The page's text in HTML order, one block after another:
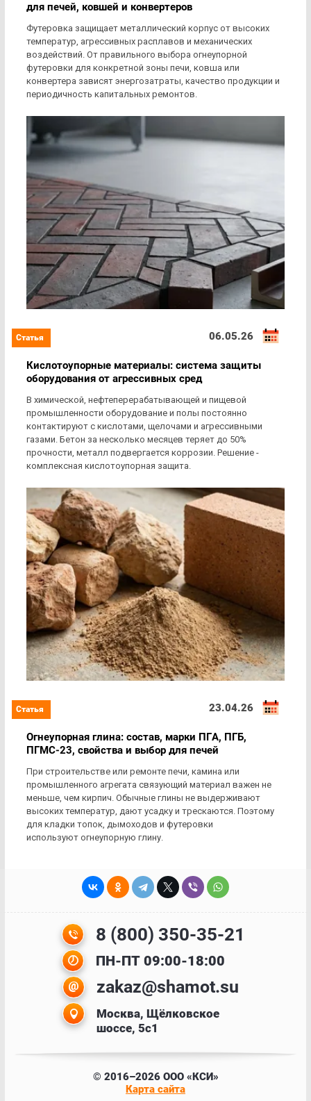
для печей, ковшей и конвертеров
Футеровка защищает металлический корпус от высоких
температур, агрессивных расплавов и механических
воздействий. От правильного выбора огнеупорной
футеровки для конкретной зоны печи, ковша или
конвертера зависят энергозатраты, качество продукции и
периодичность капитальных ремонтов.
06.05.26
Кислотоупорные материалы: система защиты
оборудования от агрессивных сред
В химической, нефтеперерабатывающей и пищевой
промышленности оборудование и полы постоянно
контактируют с кислотами, щелочами и агрессивными
газами. Бетон за несколько месяцев теряет до 50%
прочности, металл подвергается коррозии. Решение -
комплексная кислотоупорная защита.
23.04.26
Огнеупорная глина: состав, марки ПГА, ПГБ,
ПГМС‑23, свойства и выбор для печей
При строительстве или ремонте печи, камина или
промышленного агрегата связующий материал важен не
меньше, чем кирпич. Обычные глины не выдерживают
высоких температур, дают усадку и трескаются. Поэтому
для кладки топок, дымоходов и футеровки
используют огнеупорную глину.
8 (800) 350-35-21
ПН-ПТ 09:00-18:00
zakaz@shamot.su
Москва, Щёлковское
шоссе, 5с1
© 2016–2026 ООО «КСИ»
Карта сайта